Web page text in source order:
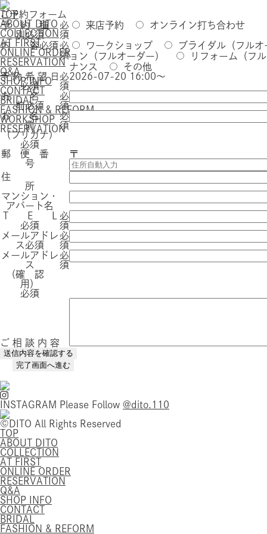
TOP
ABOUT DITO
COLLECTION
AT FIRST
ONLINE ORDER
RESERVATION
Q&A
SHOP INFO
CONTACT
BRIDAL
FASHION & REFORM
WORKSHOP
RESERVATION
ご予約フォーム
予 約 種
別必須
必
須
来店予約 オンライン打ち合わせ
内 容必須 必
須
ワークショップ
ブライダル（フルオ
ョン（フルオーダー）
リフォーム（フ
ナンス
その他
予 約 希 望 日
必須
必
須
2026-07-20 16:00～
お 名
前必須
必
須
お 名
前
（フリガナ）
必須
必
須
郵 便 番
号
〒
住
所
マンション・
アパート名
T E L
必須
必
須
メールアドレ
ス 必須
必
須
メールアドレ
ス
（確 認
用）
必須
必
須
ご 相 談 内 容
INSTAGRAM Please Follow @dito.110
©DITO All Rights Reserved
TOP
ABOUT DITO
COLLECTION
AT FIRST
ONLINE ORDER
RESERVATION
Q&A
SHOP INFO
CONTACT
BRIDAL
FASHION & REFORM